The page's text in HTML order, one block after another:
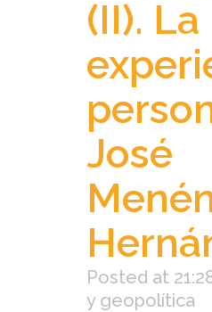
(II). La
José
Posted at
y geopolítica